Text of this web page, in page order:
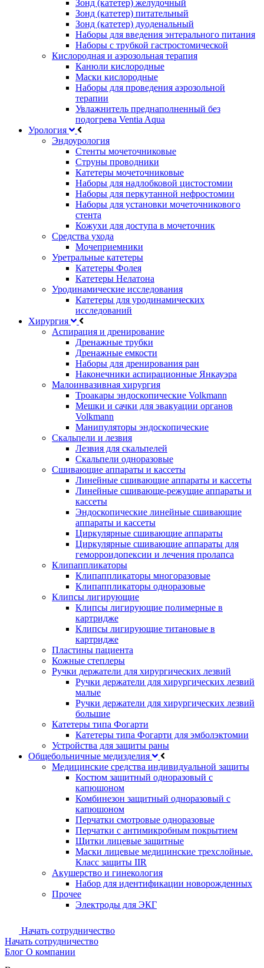
Зонд (катетер) желудочный
Зонд (катетер) питательный
Зонд (катетер) дуоденальный
Наборы для введения энтерального питания
Наборы с трубкой гастростомической
Кислородная и аэрозольная терапия
Канюли кислородные
Маски кислородные
Наборы для проведения аэрозольной
терапии
Увлажнитель преднаполненный без
подогрева Ventia Aqua
Урология
Эндоурология
Стенты мочеточниковые
Струны проводники
Катетеры мочеточниковые
Наборы для надлобковой цистостомии
Наборы для перкутанной нефростомии
Наборы для установки мочеточникового
стента
Кожухи для доступа в мочеточник
Средства ухода
Мочеприемники
Уретральные катетеры
Катетеры Фолея
Катетеры Нелатона
Уродинамические исследования
Катетеры для уродинамических
исследований
Хирургия
Аспирация и дренирование
Дренажные трубки
Дренажные емкости
Наборы для дренирования ран
Наконечники аспирационные Янкауэра
Малоинвазивная хирургия
Троакары эндоскопические Volkmann
Мешки и сачки для эвакуации органов
Volkmann
Манипуляторы эндоскопические
Скальпели и лезвия
Лезвия для скальпелей
Скальпели одноразовые
Сшивающие аппараты и кассеты
Линейные сшивающие аппараты и кассеты
Линейные сшивающе-режущие аппараты и
кассеты
Эндоскопические линейные сшивающие
аппараты и кассеты
Циркулярные сшивающие аппараты
Циркулярные сшивающие аппараты для
геморроидопексии и лечения пролапса
Клипаппликаторы
Клипаппликаторы многоразовые
Клипаппликаторы одноразовые
Клипсы лигирующие
Клипсы лигирующие полимерные в
картридже
Клипсы лигирующие титановые в
картридже
Пластины пациента
Кожные степлеры
Ручки держатели для хирургических лезвий
Ручки держатели для хирургических лезвий
малые
Ручки держатели для хирургических лезвий
большие
Катетеры типа Фогарти
Катетеры типа Фогарти для эмболэктомии
Устройства для защиты раны
Общебольничные медизделия
Медицинские средства индивидуальной защиты
Костюм защитный одноразовый с
капюшоном
Комбинезон защитный одноразовый с
капюшоном
Перчатки смотровые одноразовые
Перчатки с антимикробным покрытием
Щитки лицевые защитные
Маски лицевые медицинские трехслойные.
Класс защиты IIR
Акушерство и гинекология
Набор для идентификации новорожденных
Прочее
Электроды для ЭКГ
Начать сотрудничество
Начать сотрудничество
Блог О компании